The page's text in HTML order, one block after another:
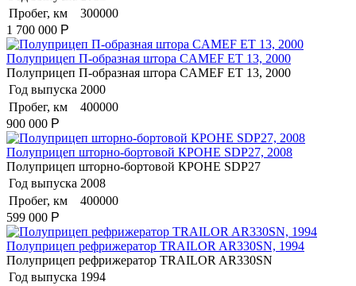
Пробег, км
300000
1 700 000 Р
Полуприцеп П-образная штора CAMEF ET 13, 2000
Полуприцеп П-образная штора CAMEF ET 13, 2000
Год выпуска 2000
Пробег, км
400000
900 000 Р
Полуприцеп шторно-бортовой КРОНЕ SDP27, 2008
Полуприцеп шторно-бортовой КРОНЕ SDP27
Год выпуска 2008
Пробег, км
400000
599 000 Р
Полуприцеп рефрижератор TRAILOR AR330SN, 1994
Полуприцеп рефрижератор TRAILOR AR330SN
Год выпуска 1994